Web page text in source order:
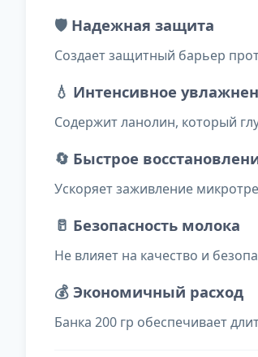
🛡️ Надежная защита
Создает защитный барьер
💧 Интенсивное
Содержит ланолин, который
🔄 Быстрое
Ускоряет заживление
🥛 Безопасность молока
Не влияет на качество и
💰 Экономичный расход
Банка 200 гр обеспечивает